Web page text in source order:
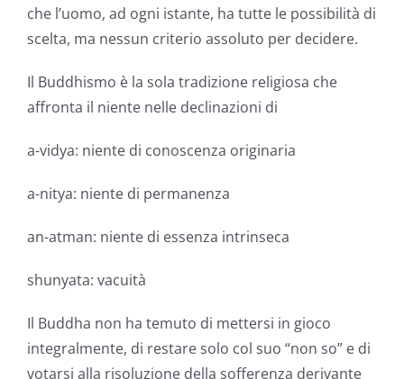
che l’uomo, ad ogni istante, ha tutte le possibilità di
scelta, ma nessun criterio assoluto per decidere.
Il Buddhismo è la sola tradizione religiosa che
affronta il niente nelle declinazioni di
a-vidya: niente di conoscenza originaria
a-nitya: niente di permanenza
an-atman: niente di essenza intrinseca
shunyata: vacuità
Il Buddha non ha temuto di mettersi in gioco
integralmente, di restare solo col suo “non so” e di
votarsi alla risoluzione della sofferenza derivante